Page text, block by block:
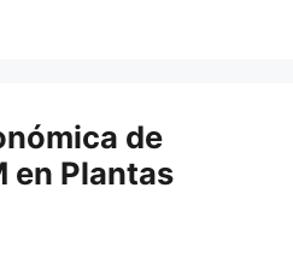
de
en Plantas